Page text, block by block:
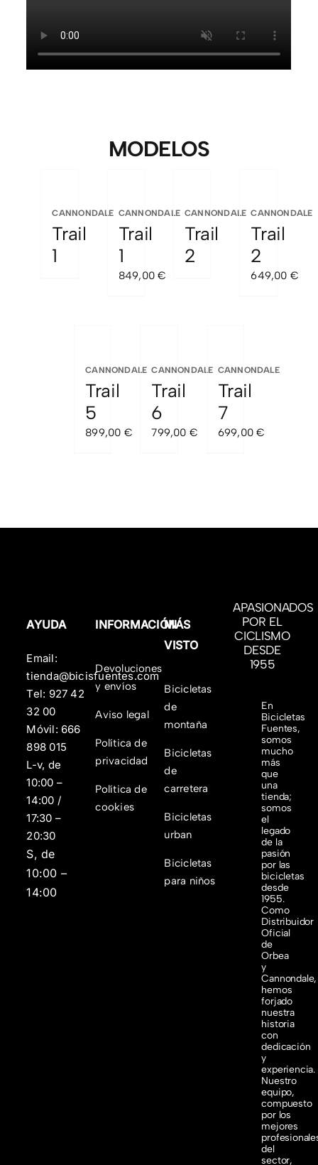
MODELOS
CANNONDALE
Trail
1
CANNONDALE
Trail
1
849,00€
CANNONDALE
Trail
2
CANNONDALE
Trail
2
649,00 €
CANNONDALE
Trail
5
899,00 €
CANNONDALE
Trail
6
799,00 €
CANNONDALE
Trail
7
699,00€
AYUDA
Email:
tienda@bicisfuentes.com
Tel: 927 42
32 00
Móvil: 666
898 015
L-v, de
10:00 –
14:00 /
17:30 –
20:30
S, de
10:00 –
14:00
INFORMACIÓN
Devoluciones
y envíos
Aviso legal
Política de
privacidad
Política de
cookies
MÁS
VISTO
Bicicletas
de
montaña
Bicicletas
de
carretera
Bicicletas
urban
Bicicletas
para niños
APASIONADOS
POR EL
CICLISMO
DESDE
1955
En
Bicicletas
Fuentes,
somos
mucho
más
que
una
tienda;
somos
el
legado
de la
pasión
por las
bicicletas
desde
1955.
Como
Distribuidor
Oficial
de
Orbea
y
Cannondale,
hemos
forjado
nuestra
historia
con
dedicación
y
experiencia.
Nuestro
equipo,
compuesto
por los
mejores
del
sector,